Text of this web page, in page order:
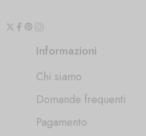
Informazioni
Chi siamo
Domande frequenti
Pagamento